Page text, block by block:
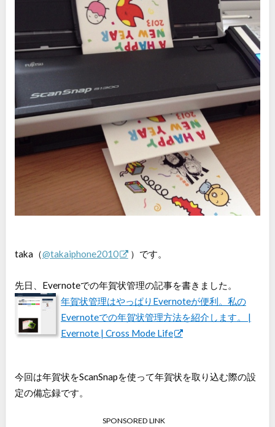
taka（@takaiphone2010 ）です。
先日、Evernoteでの年賀状管理の記事を書きました。
年賀状管理はやっぱりEvernoteが便利。私の
Evernoteでの年賀状管理方法を紹介します。 |
Evernote | Cross Mode Life
今回は年賀状をScanSnapを使って年賀状を取り込む際の設
定の備忘録です。
SPONSORED LINK